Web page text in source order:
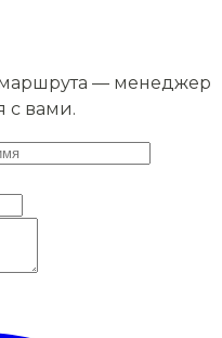
маршрута — менеджер
с вами.